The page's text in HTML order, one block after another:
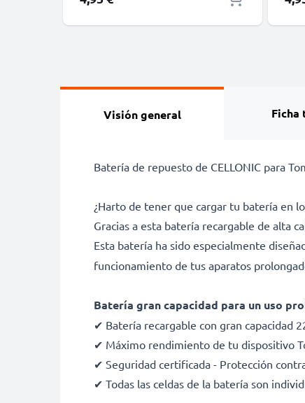
Visión general Ficha
Batería de repuesto de CELLONIC para
¿Harto de tener que cargar tu batería en
Gracias a esta batería recargable de alta
Esta batería ha sido especialmente
funcionamiento de tus aparatos
Batería gran capacidad para un uso
✔ Batería recargable con gran capacidad
✔ Máximo rendimiento de tu dispositivo
✔ Seguridad certificada - Protección
✔ Todas las celdas de la batería son